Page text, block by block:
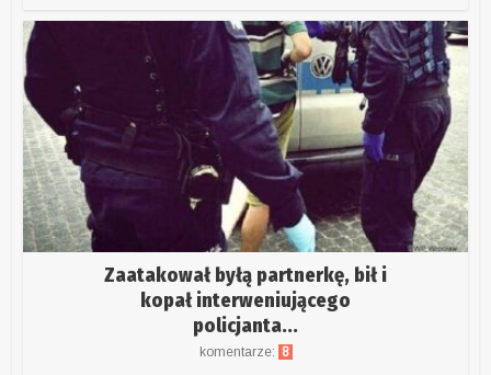
Zaatakował byłą partnerkę, bił i
kopał interweniującego
policjanta...
komentarze: 8